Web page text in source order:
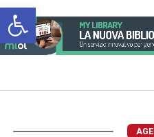
Apri la barra degli strumenti